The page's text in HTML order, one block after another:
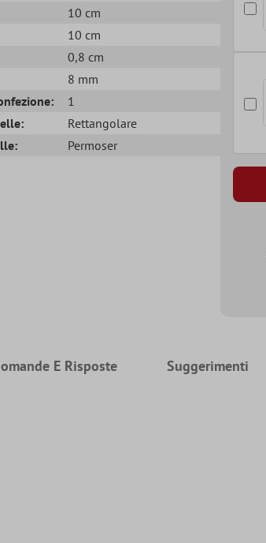
10 cm
10 cm
0,8 cm
8 mm
1
Rettangolare
Permoser
E Risposte Suggerimenti